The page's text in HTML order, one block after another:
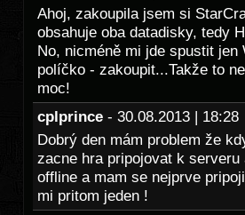
Ahoj, zakoupila jsem si
obsahuje oba datadisky, tedy
No, nicméně mi jde spustit
políčko - zakoupit...Takže to
moc!
cplprince - 30.08.2013 |
Dobrý den mám problem že
zacne hra pripojovat k
offline a mam se nejprve
mi pritom jeden !